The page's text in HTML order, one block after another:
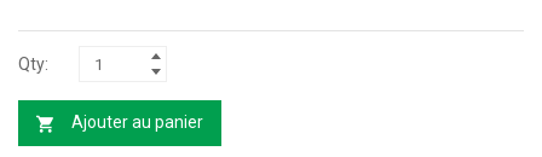
Ajouter au panier